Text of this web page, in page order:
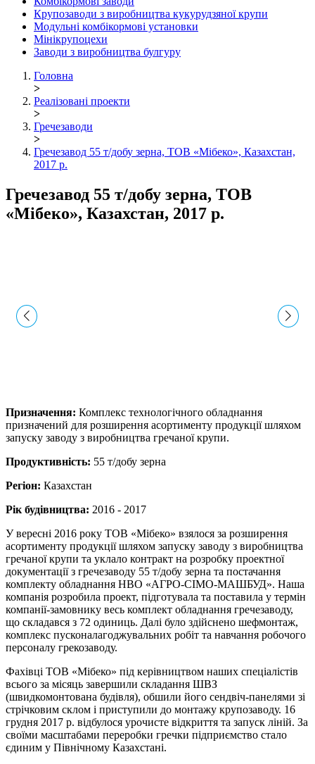
Крупозаводи з виробництва кукурудзяної крупи
Модульні комбікормові установки
Мінікрупоцехи
Заводи з виробництва булгуру
Головна
>
Реалізовані проекти
>
Гречезаводи
>
Гречезавод 55 т/добу зерна, ТОВ «Мібеко», Казахстан,
2017 р.
Гречезавод 55 т/добу зерна, ТОВ
«Мібеко», Казахстан, 2017 р.
Призначення: Комплекс технологічного обладнання
призначений для розширення асортименту продукції шляхом
запуску заводу з виробництва гречаної крупи.
Продуктивність: 55 т/добу зерна
Регіон: Казахстан
Рік будівництва: 2016 - 2017
У вересні 2016 року ТОВ «Мібеко» взялося за розширення
асортименту продукції шляхом запуску заводу з виробництва
гречаної крупи та уклало контракт на розробку проектної
документації з гречезаводу 55 т/добу зерна та постачання
комплекту обладнання НВО «АГРО-СІМО-МАШБУД». Наша
компанія розробила проект, підготувала та поставила у термін
компанії-замовнику весь комплект обладнання гречезаводу,
що складався з 72 одиниць. Далі було здійснено шефмонтаж,
комплекс пусконалагоджувальних робіт та навчання робочого
персоналу грекозаводу.
Фахівці ТОВ «Мібеко» під керівництвом наших спеціалістів
всього за місяць завершили складання ШВЗ
(швидкомонтована будівля), обшили його сендвіч-панелями зі
стрічковим склом і приступили до монтажу крупозаводу. 16
грудня 2017 р. відбулося урочисте відкриття та запуск ліній. За
своїми масштабами переробки гречки підприємство стало
єдиним у Північному Казахстані.